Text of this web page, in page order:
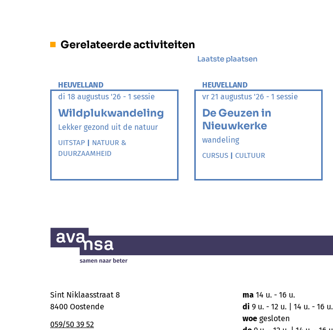
Gerelateerde activiteiten
HEUVELLAND
di 18 augustus '26 - 1 sessie
Wildplukwandeling
Lekker gezond uit de natuur
UITSTAP | NATUUR &
DUURZAAMHEID
Laatste plaatsen
HEUVELLAND
vr 21 augustus '26 - 1 sessie
De Geuzen in
Nieuwkerke
wandeling
CURSUS | CULTUUR
Sint Niklaasstraat 8
8400 Oostende
059/50 39 52
ma 14 u. - 16 u.
di 9 u. - 12 u. | 14 u. - 16 u.
woe gesloten